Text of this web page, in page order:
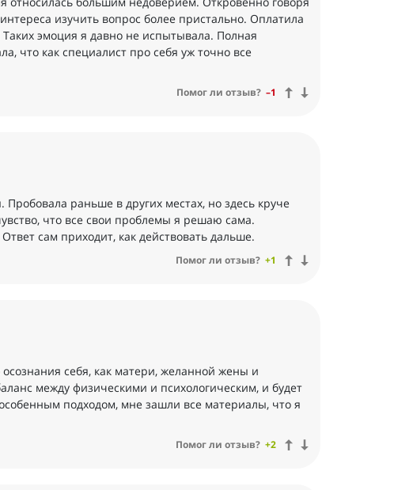
изучить вопрос более пристально. Оплатила
Таких эмоция я давно не испытывала. Полная
что как специалист про себя уж точно все
Помог ли отзыв? –1
раньше в других местах, но здесь круче
что все свои проблемы я решаю сама.
сам приходит, как действовать дальше.
Помог ли отзыв? +1
себя, как матери, желанной жены и
между физическими и психологическим, и будет
подходом, мне зашли все материалы, что я
Помог ли отзыв? +2